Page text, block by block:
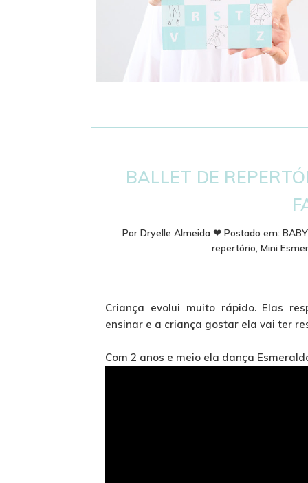
BALLET DE
Por Dryelle Almeida ❤ Postado em:
repertório, Mini
Criança evolui muito rápido. Elas
ensinar e a criança gostar ela vai ter
Com 2 anos e meio ela dança